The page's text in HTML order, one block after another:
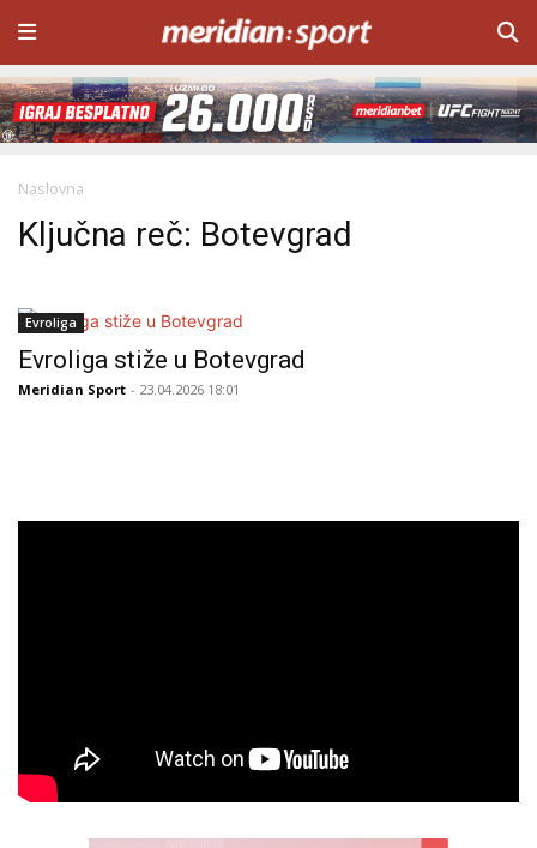
Naslovna
Ključna reč: Botevgrad
Evroliga
Evroliga stiže u Botevgrad
Meridian Sport - 23.04.2026 18:01